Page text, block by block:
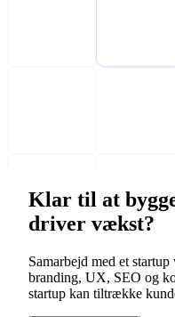
Klar til at
driver vækst?
Samarbejd med et
branding, UX, SEO og
startup kan tiltrække